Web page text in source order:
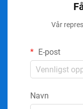
Vår
E-post
Navn